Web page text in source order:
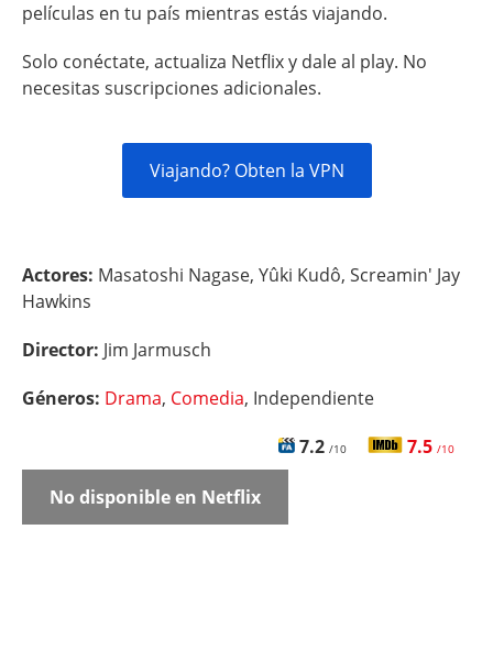
películas en tu país mientras estás viajando.
Solo conéctate, actualiza Netflix y dale al play. No
necesitas suscripciones adicionales.
Viajando? Obten la VPN
Actores: Masatoshi Nagase, Yûki Kudô, Screamin' Jay
Hawkins
Director: Jim Jarmusch
Géneros: Drama, Comedia, Independiente
7.2 /10 7.5 /10
No disponible en Netflix